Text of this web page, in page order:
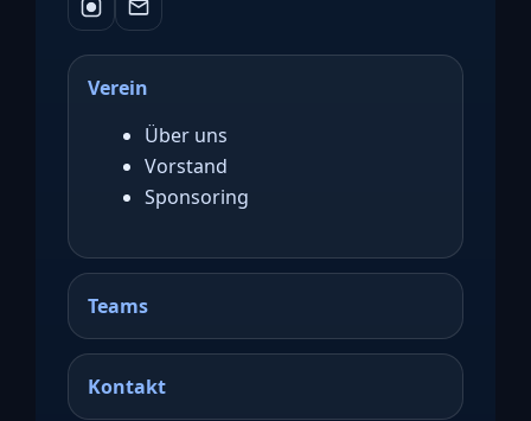
Verein
Über uns
Vorstand
Sponsoring
Teams
Kontakt